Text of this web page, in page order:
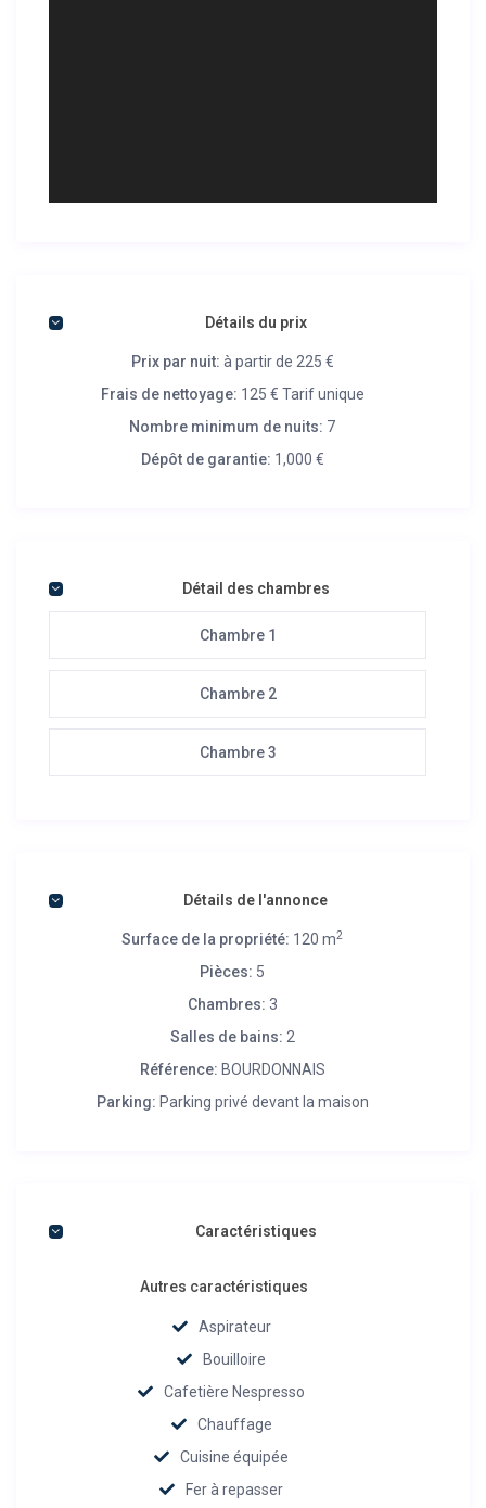
Détails du prix
Prix par nuit: à partir de 225 €
Frais de nettoyage: 125 € Tarif unique
Nombre minimum de nuits: 7
Dépôt de garantie: 1,000 €
Détail des chambres
Chambre 1
Chambre 2
Chambre 3
Détails de l'annonce
Surface de la propriété: 120 m2
Pièces: 5
Chambres: 3
Salles de bains: 2
Référence: BOURDONNAIS
Parking: Parking privé devant la maison
Caractéristiques
Autres caractéristiques
Aspirateur
Bouilloire
Cafetière Nespresso
Chauffage
Cuisine équipée
Fer à repasser